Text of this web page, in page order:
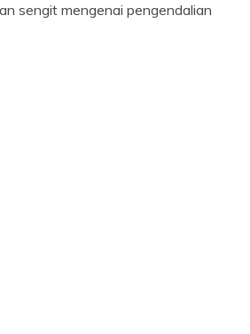
sengit mengenai pengendalian